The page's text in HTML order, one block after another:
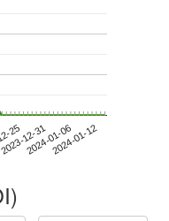
2512-31
2024-01-062024-01-12